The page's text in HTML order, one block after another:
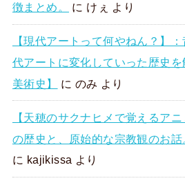
徴まとめ。
に けぇ より
【現代アートって何やねん？】
代アートに変化していった歴史
美術史】
に のみ より
【天穂のサクナヒメで覚えるア
の歴史と、原始的な宗教観のお話
に kajikissa より